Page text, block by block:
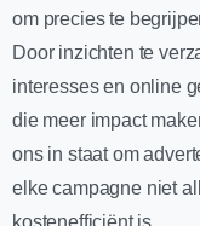
om precies te
Door inzichten te
interesses en online
die meer impact
ons in staat om
elke campagne niet
kostenefficiënt is.